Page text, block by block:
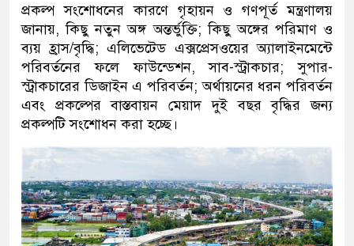
প্রকল্প সংশোধনের কারণে গৃহায়ন ও গণপূর্ত মন্ত্রণালয়
জানায়, কিছু নতুন অঙ্গ অন্তর্ভুক্তি; কিছু অঙ্গের পরিমাণ ও
ব্যয় হ্রাস/বৃদ্ধি; এলিভেটেড এক্সপ্রেসওয়ের অ্যালাইনমেন্টে
পরিবর্তনের ফলে ফাউন্ডেশন, সাব-স্ট্রাকচার; সুপার-
স্ট্রাকচারের ডিজাইন এ পরিবর্তন; অর্থায়নের ধরন পরিবর্তন
এবং প্রকল্পের বাস্তবায়ন মেয়াদ দুই বছর বৃদ্ধির জন্য
প্রকল্পটি সংশোধন করা হচ্ছে।